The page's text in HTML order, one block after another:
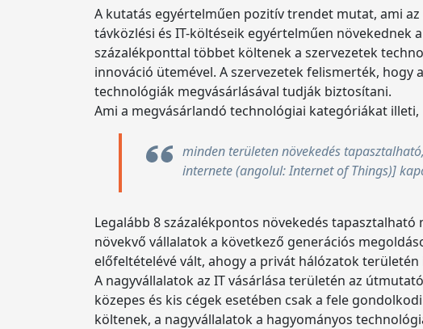
A kutatás egyértelműen pozitív trendet mutat, ami
távközlési és IT-költéseik egyértelműen növekednek
százalékponttal többet költenek a szervezetek
innováció ütemével. A szervezetek felismerték,
technológiák megvásárlásával tudják biztosítani.
Ami a megvásárlandó technológiai kategóriákat illeti,
minden területen növekedés
internete (angolul: Internet of Things)]
Legalább 8 százalékpontos növekedés
növekvő vállalatok a következő generációs
előfeltételévé vált, ahogy a privát hálózatok
A nagyvállalatok az IT vásárlása területén az
közepes és kis cégek esetében csak a fele
költenek, a nagyvállalatok a hagyományos